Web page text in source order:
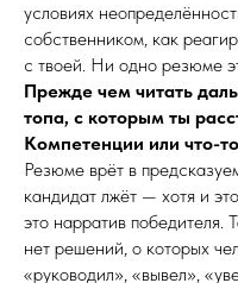
условиях
собственником, как
с твоей. Ни одно резюме
Прежде чем читать
топа, с которым ты
Компетенции или что-
Резюме врёт в
кандидат лжёт — хотя и
это нарратив победителя.
нет решений, о которых
«руководил», «вывел»,